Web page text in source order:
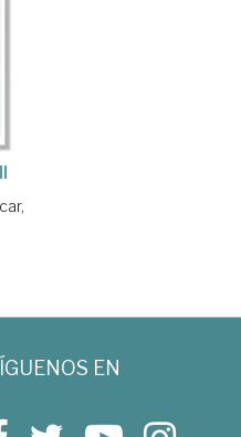
EN